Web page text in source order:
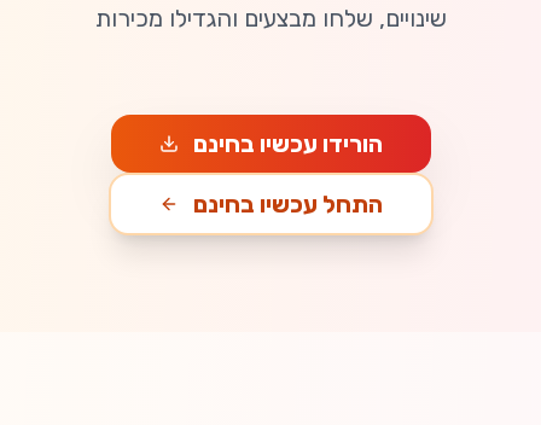
שינויים, שלחו מבצעים והגדילו מכירות
הורידו עכשיו בחינם
התחל עכשיו בחינם